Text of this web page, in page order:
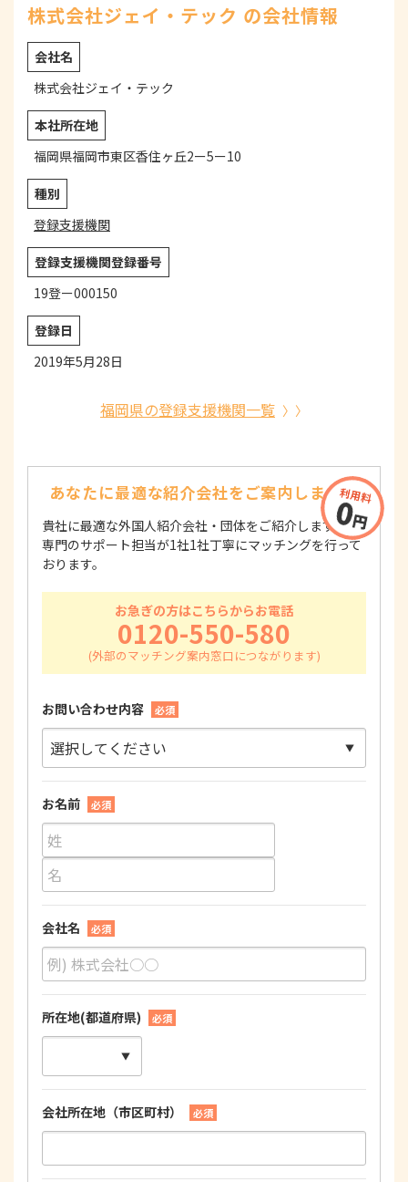
株式会社ジェイ・テック の会社情報
会社名
株式会社ジェイ・テック
本社所在地
福岡県福岡市東区香住ヶ丘2ー5ー10
種別
登録支援機関
登録支援機関登録番号
19登ー000150
登録日
2019年5月28日
福岡県の登録支援機関一覧
あなたに最適な紹介会社をご案内します！
貴社に最適な外国人紹介会社・団体をご紹介します！
専門のサポート担当が1社1社丁寧にマッチングを行って
おります。
お急ぎの方はこちらからお電話
0120-550-580
お問い合わせ内容 必須
お名前 必須
会社名 必須
所在地(都道府県) 必須
会社所在地（市区町村） 必須